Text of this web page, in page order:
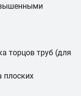
торцов труб (для
плоских